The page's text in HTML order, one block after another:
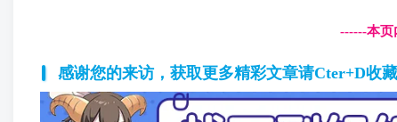
------本页
感谢您的来访，获取更多精彩文章请Cter+D收藏